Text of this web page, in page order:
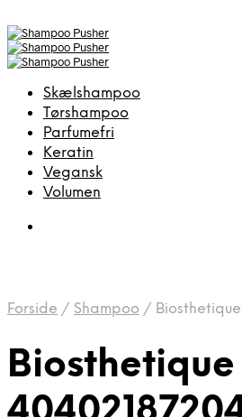
Skælshampoo
Tørshampoo
Parfumefri
Keratin
Vegansk
Volumen
Forside / Shampoo /